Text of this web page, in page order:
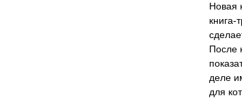
Новая
После
деле
для